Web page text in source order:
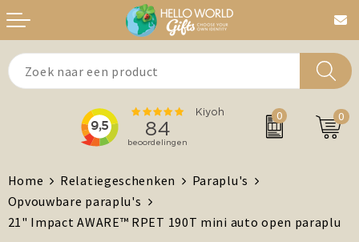
0 0
Agenda's + Kalenders
Auto en Fiets
Antistress artikelen
Beurzen & Events
Chocolade
Dag van de Zorg
Home Relatiegeschenken
Paraplu's
Opvouwbare paraplu's
21" Impact AWARE™ RPET 190T mini auto open paraplu